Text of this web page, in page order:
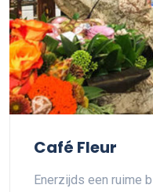
Café Fleur
Enerzijds een ruime